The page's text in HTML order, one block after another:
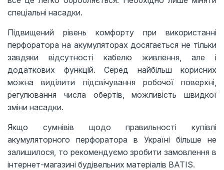
спеціальні насадки.
Підвищений рівень комфорту при використанні
перфоратора на акумуляторах досягається не тільки
завдяки відсутності кабелю живлення, але і
додаткових функцій. Серед найбільш корисних
можна виділити підсвічування робочої поверхні,
регулювання числа обертів, можливість швидкої
зміни насадки.
Якщо сумнівів щодо правильності купівлі
акумуляторного перфоратора в Україні більше не
залишилося, то рекомендуємо зробити замовлення в
інтернет-магазині будівельних матеріалів BATIS.